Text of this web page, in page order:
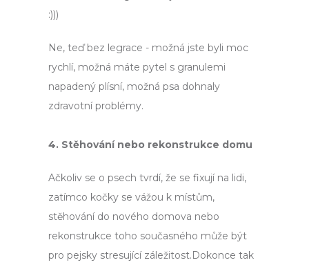
:)))
Ne, teď bez legrace - možná jste byli moc
rychlí, možná máte pytel s granulemi
napadený plísní, možná psa dohnaly
zdravotní problémy.
4. Stěhování nebo rekonstrukce domu
Ačkoliv se o psech tvrdí, že se fixují na lidi,
zatímco kočky se vážou k místům,
stěhování do nového domova nebo
rekonstrukce toho současného může být
pro pejsky stresující záležitost.Dokonce tak